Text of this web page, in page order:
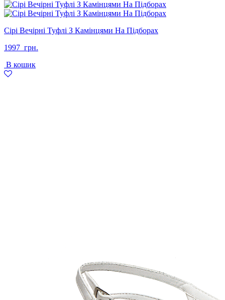
Сірі Вечірні Туфлі З Камінцями На Підборах
1997 грн.
В кошик